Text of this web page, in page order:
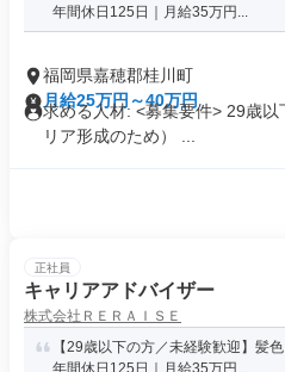
年間休日125日｜月給35万円...
福岡県嘉穂郡桂川町
月給25万円～40万円
求める人材: <募集要件> 29歳
リア形成のため） ...
正社員
キャリアアドバイザー
株式会社ＲＥＲＡＩＳＥ
【29歳以下の方／未経験歓迎】髪
年間休日125日｜月給35万円...